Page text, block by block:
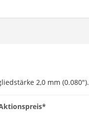
2,0 mm (0.080″).